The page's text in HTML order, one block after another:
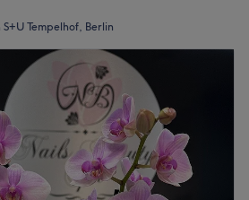
Tempelhof, Berlin